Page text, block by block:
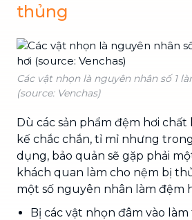
thủng
Các vật nhọn là nguyên nhân số 1
(source: Venchas)
Dù các sản phẩm đệm hơi
kế chắc chắn, tỉ mỉ nhưng
dụng, bảo quản sẽ gặp phải
khách quan làm cho nệm bị
một số nguyên nhân làm đệm
Bị các vật nhọn đâm vào